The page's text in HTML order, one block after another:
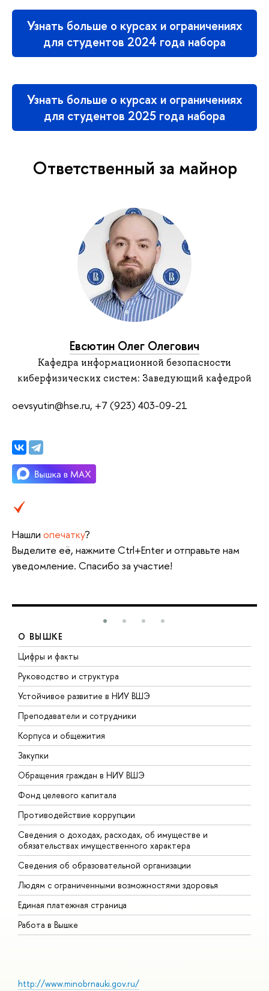
Узнать больше о курсах и ограничениях
для студентов 2024 года набора
Узнать больше о курсах и ограничениях
для студентов 2025 года набора
Ответственный за майнор
Евсютин Олег Олегович
Кафедра информационной безопасности
киберфизических систем: Заведующий кафедрой
oevsyutin@hse.ru, +7 (923) 403-09-21
Нашли опечатку?
Выделите её, нажмите Ctrl+Enter и отправьте нам
уведомление. Спасибо за участие!
О ВЫШКЕ
Цифры и факты
Руководство и структура
Устойчивое развитие в НИУ ВШЭ
Преподаватели и сотрудники
Корпуса и общежития
Закупки
Обращения граждан в НИУ ВШЭ
Фонд целевого капитала
Противодействие коррупции
Сведения о доходах, расходах, об имуществе и
обязательствах имущественного характера
Сведения об образовательной организации
Людям с ограниченными возможностями здоровья
Единая платежная страница
Работа в Вышке
http://www.minobrnauki.gov.ru/